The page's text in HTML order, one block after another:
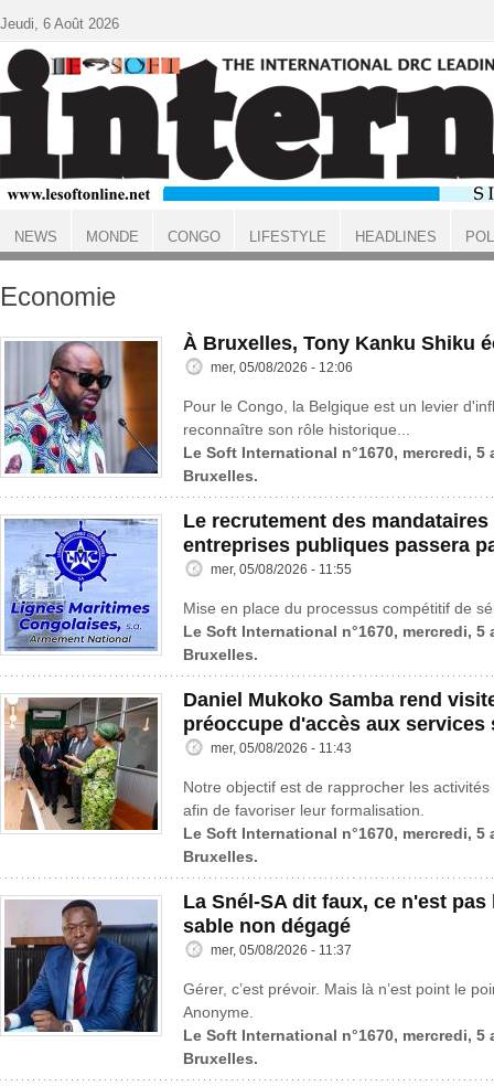
ACCUEIL
Economie
À Bruxelles, Tony Kanku Shiku
mer, 05/08/2026 - 12:06
Pour le Congo, la Belgique est un levier
reconnaître son rôle historique...
Le Soft International n°1670, mercredi, 5
Bruxelles.
Le recrutement des
entreprises publiques passera
mer, 05/08/2026 - 11:55
Mise en place du processus compétitif de
Le Soft International n°1670, mercredi, 5
Bruxelles.
Daniel Mukoko Samba rend
préoccupe d'accès aux services
mer, 05/08/2026 - 11:43
Notre objectif est de rapprocher les
afin de favoriser leur formalisation.
Le Soft International n°1670, mercredi, 5
Bruxelles.
La Snél-SA dit faux, ce n'est
sable non dégagé
mer, 05/08/2026 - 11:37
Gérer, c’est prévoir. Mais là n’est point le
Anonyme.
Le Soft International n°1670, mercredi, 5
Bruxelles.
Jeudi, 6 Août 2026
NEWS MONDE CONGO LIFESTYLE HEADLINES